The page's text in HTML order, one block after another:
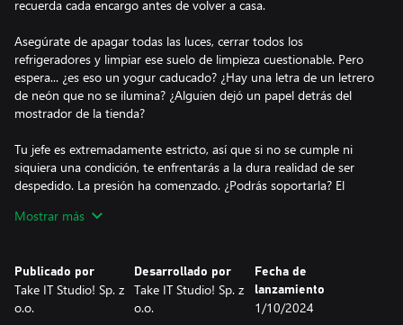
recuerda cada encargo antes de volver a casa.
Asegúrate de apagar todas las luces, cerrar todos los
refrigeradores y limpiar ese suelo de limpieza cuestionable. Pero
espera... ¿es eso un yogur caducado? ¿Hay una letra de un letrero
de neón que no se ilumina? ¿Alguien dejó un papel detrás del
mostrador de la tienda?
Tu jefe es extremadamente estricto, así que si no se cumple ni
siquiera una condición, te enfrentarás a la dura realidad de ser
despedido. La presión ha comenzado. ¿Podrás soportarla? El
Mostrar más
Publicado por
Take IT Studio! Sp. z
o.o.
Desarrollado por
Take IT Studio! Sp. z
o.o.
Fecha de
lanzamiento
1/10/2024